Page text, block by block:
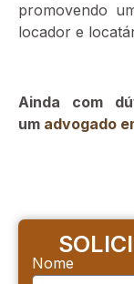
promovendo
locador e
Ainda com
um advogado
Nome